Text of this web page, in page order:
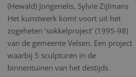
(Hewald) Jongenelis, Sylvie Zijlmans
Het kunstwerk komt voort uit het
zogeheten ‘sokkelproject’ (1995-98)
van de gemeente Velsen. Een project
waarbij 5 sculpturen in de
binnentuinen van het destijds